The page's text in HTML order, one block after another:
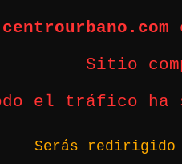
centrourbano.com
Sitio
el tráfico ha
Serás redirigido